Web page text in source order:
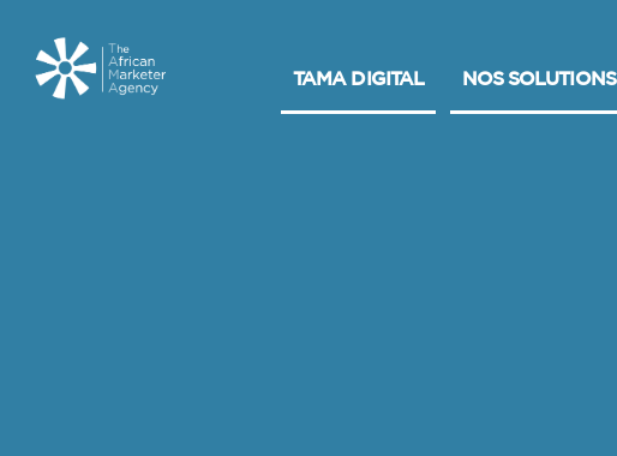
TAMA DIGITAL NOS SOLUTIONS